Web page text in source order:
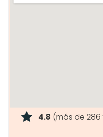
4.8 (más de